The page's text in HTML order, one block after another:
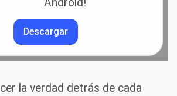
Android!
Descargar
la verdad detrás de cada